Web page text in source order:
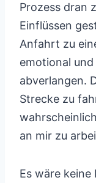
Prozess dran
Einflüssen
Anfahrt zu
emotional
abverlangen.
Strecke zu
an mir zu
Es wäre